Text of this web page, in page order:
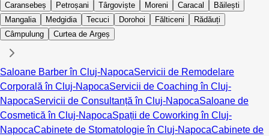
Caransebeș
Petroșani Târgoviște Moreni Caracal
Băilești
Mangalia
Medgidia Tecuci Dorohoi Fălticeni
Rădăuți
Câmpulung
Curtea de Argeș
Saloane Barber în Cluj-NapocaServicii de Remodelare
Corporală în Cluj-NapocaServicii de Coaching în Cluj-
NapocaServicii de Consultanță în Cluj-NapocaSaloane de
Cosmetică în Cluj-NapocaSpații de Coworking în Cluj-
NapocaCabinete de Stomatologie în Cluj-NapocaCabinete de